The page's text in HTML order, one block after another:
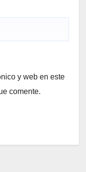
y web en este
comente.